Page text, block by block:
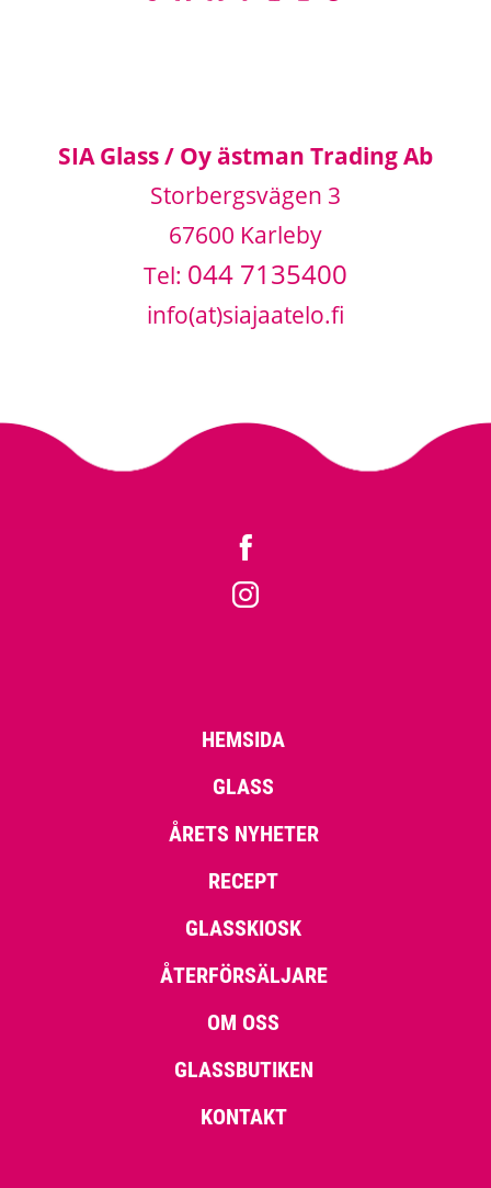
SIA Glass / Oy ästman Trading Ab
Storbergsvägen 3
67600 Karleby
Tel: 044 7135400
info(at)siajaatelo.fi
HEMSIDA
GLASS
ÅRETS NYHETER
RECEPT
GLASSKIOSK
ÅTERFÖRSÄLJARE
OM OSS
GLASSBUTIKEN
KONTAKT